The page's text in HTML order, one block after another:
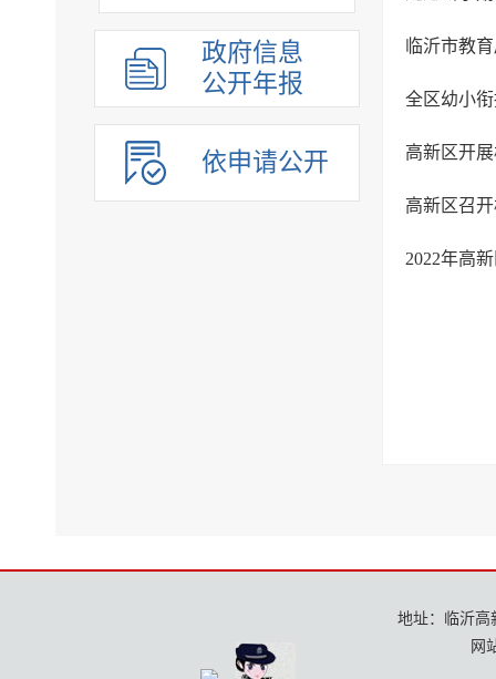
政府信息
公开年报
依申请公开
全区幼小
高新区开
高新区召
2022年高
地址：临沂高
网